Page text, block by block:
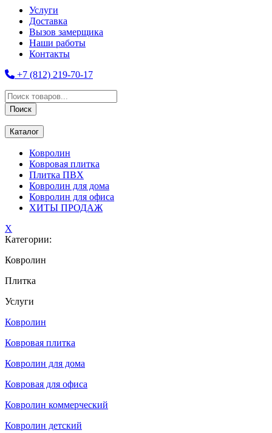
Услуги
Доставка
Вызов замерщика
Наши работы
Контакты
+7 (812) 219-70-17
Поиск
товаров
Поиск
Каталог
Ковролин
Ковровая плитка
Плитка ПВХ
Ковролин для дома
Ковролин для офиса
ХИТЫ ПРОДАЖ
X
Категории:
Ковролин
Плитка
Услуги
Ковролин
Ковровая плитка
Ковролин для дома
Ковровая для офиса
Ковролин коммерческий
Ковролин детский